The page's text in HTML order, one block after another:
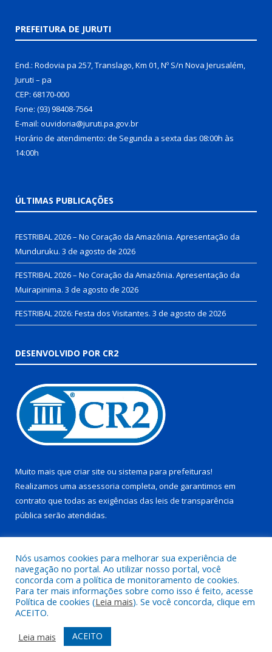
PREFEITURA DE JURUTI
End.: Rodovia pa 257, Translago, Km 01, Nº S/n Nova Jerusalém,
Juruti – pa
CEP: 68170-000
Fone: (93) 98408-7564
E-mail: ouvidoria@juruti.pa.gov.br
Horário de atendimento: de Segunda a sexta das 08:00h às
14:00h
ÚLTIMAS PUBLICAÇÕES
FESTRIBAL 2026 – No Coração da Amazônia. Apresentação da
Munduruku. 3 de agosto de 2026
FESTRIBAL 2026 – No Coração da Amazônia. Apresentação da
Muirapinima. 3 de agosto de 2026
FESTRIBAL 2026: Festa dos Visitantes. 3 de agosto de 2026
DESENVOLVIDO POR CR2
Muito mais que criar site ou sistema para prefeituras!
Realizamos uma assessoria completa, onde garantimos em
contrato que todas as exigências das leis de transparência
pública serão atendidas.
Todos os direitos reservados a Prefeitura Municipal de Juruti.
Mapa do Site
Acessar Área Administrativa
Acessar Webmail
Nós usamos cookies para melhorar sua experiência de
navegação no portal. Ao utilizar nosso portal, você
concorda com a política de monitoramento de cookies.
Para ter mais informações sobre como isso é feito, acesse
Política de cookies (Leia mais). Se você concorda, clique em
ACEITO.
Leia mais
ACEITO